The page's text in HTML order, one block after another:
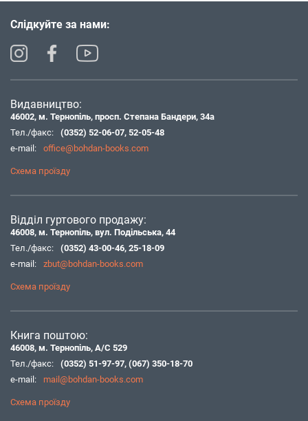
Слідкуйте за нами:
Видавництво:
46002, м. Тернопіль, просп. Степана Бандери, 34а
Тел./факс:
(0352) 52-06-07, 52-05-48
e-mail:
office@bohdan-books.com
Схема проїзду
Відділ гуртового продажу:
46008, м. Тернопіль, вул. Подільська, 44
Тел./факс:
(0352) 43-00-46, 25-18-09
e-mail:
zbut@bohdan-books.com
Схема проїзду
Книга поштою:
46008, м. Тернопіль, А/С 529
Тел./факс:
(0352) 51-97-97, (067) 350-18-70
e-mail:
mail@bohdan-books.com
Схема проїзду